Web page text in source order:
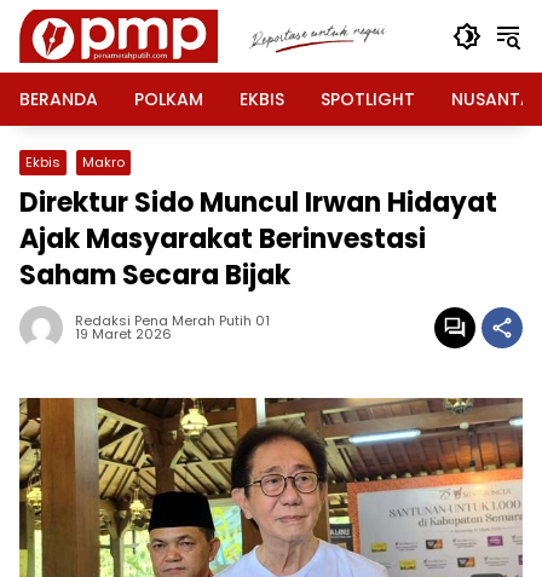
Langsung
konten
BERANDA
POLKAM EKBIS SPOTLIGHT
Ekbis Makro
Direktur Sido Muncul Irwan Hidayat
Ajak Masyarakat Berinvestasi
Saham Secara Bijak
Redaksi Pena Merah Putih 01
19 Maret 2026